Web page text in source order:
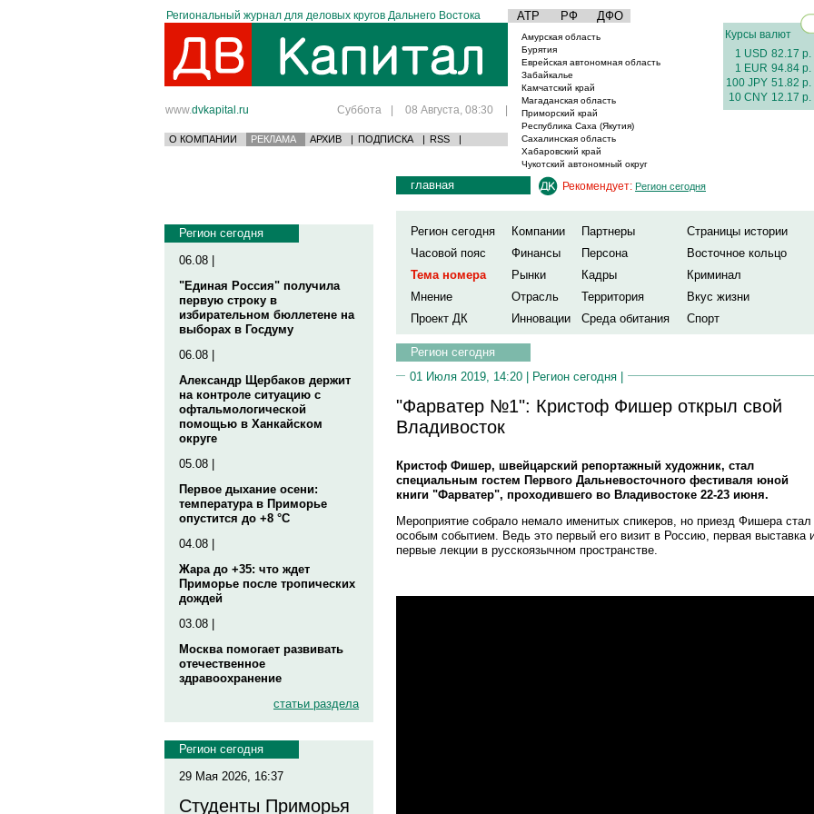
Региональный журнал для деловых кругов Дальнего Востока АТР РФ ДФО
www.dvkapital.ru Суббота | 08 Августа, 08:30 |
О КОМПАНИИ РЕКЛАМА АРХИВ | ПОДПИСКА | RSS |
Амурская область
Бурятия
Еврейская автономная область
Забайкалье
Камчатский край
Магаданская область
Приморский край
Республика Саха (Якутия)
Сахалинская область
Хабаровский край
Чукотский автономный округ
Курсы валют
1 USD 82.17 р.
1 EUR 94.84 р.
100 JPY 51.82 р.
10 CNY 12.17 р.
Регион сегодня
06.08 |
"Единая Россия" получила
первую строку в
избирательном бюллетене на
выборах в Госдуму
06.08 |
Александр Щербаков держит
на контроле ситуацию с
офтальмологической
помощью в Ханкайском
округе
05.08 |
Первое дыхание осени:
температура в Приморье
опустится до +8 °C
04.08 |
Жара до +35: что ждет
Приморье после тропических
дождей
03.08 |
Москва помогает развивать
отечественное
здравоохранение
статьи раздела
Регион сегодня
29 Мая 2026, 16:37
Студенты Приморья
главная Рекомендует: Регион сегодня
Регион сегодня Компании Партнеры
Страницы истории
Часовой пояс
Финансы Персона
Восточное кольцо
Тема номера
Рынки Кадры
Криминал
Мнение
Отрасль Территория
Вкус жизни
Проект ДК
Инновации Среда обитания Спорт
Регион сегодня
01 Июля 2019, 14:20 | Регион сегодня |
"Фарватер №1": Кристоф Фишер открыл свой
Владивосток
Кристоф Фишер, швейцарский репортажный художник, стал
специальным гостем Первого Дальневосточного фестиваля юной
книги "Фарватер", проходившего во Владивостоке 22-23 июня.
Мероприятие собрало немало именитых спикеров, но приезд Фишера стал
особым событием. Ведь это первый его визит в Россию, первая выставка
первые лекции в русскоязычном пространстве.